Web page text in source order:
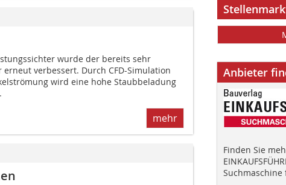
wurde der bereits sehr
erneut verbessert. Durch CFD-Simulation
wird eine hohe Staubbeladung
mehr
Anbieter
Finden Sie